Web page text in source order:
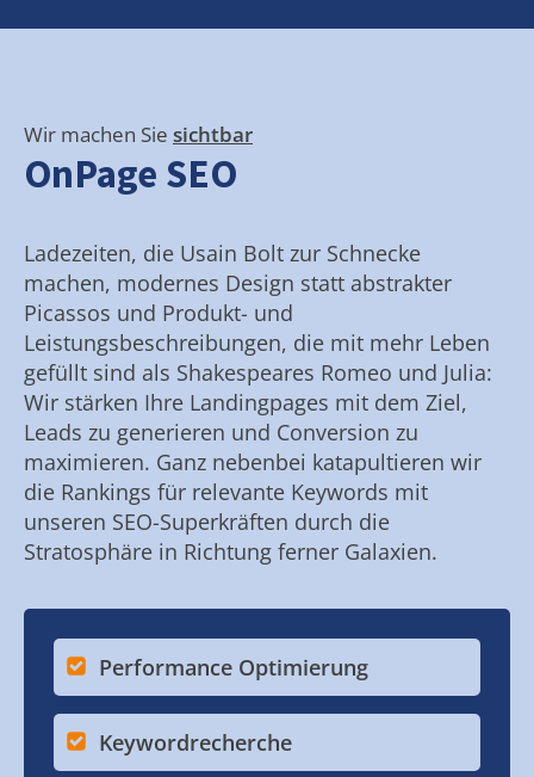
Wir machen Sie sichtbar
OnPage SEO
Ladezeiten, die Usain Bolt zur Schnecke
machen, modernes Design statt abstrakter
Picassos und Produkt- und
Leistungsbeschreibungen, die mit mehr Leben
gefüllt sind als Shakespeares Romeo und Julia:
Wir stärken Ihre Landingpages mit dem Ziel,
Leads zu generieren und Conversion zu
maximieren. Ganz nebenbei katapultieren wir
die Rankings für relevante Keywords mit
unseren SEO-Superkräften durch die
Stratosphäre in Richtung ferner Galaxien.
Performance Optimierung
Keywordrecherche